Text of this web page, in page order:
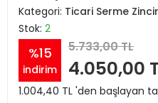
Kategori: Ticari Serme Zincir
Stok: 2
%15
indirim
5.733,00 TL
4.050,00
1.004,40 TL 'den başlayan